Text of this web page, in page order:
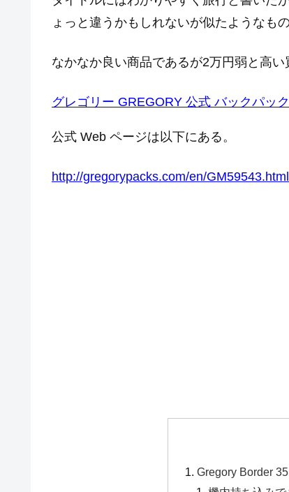
ょっと違うかもしれないが似たようなもの
なかなか良い商品であるが2万円弱と高
グレゴリー GREGORY 公式 バックパッ
公式 Web ページは以下にある。
http://gregorypacks.com/en/GM59543.html
Gregory Border